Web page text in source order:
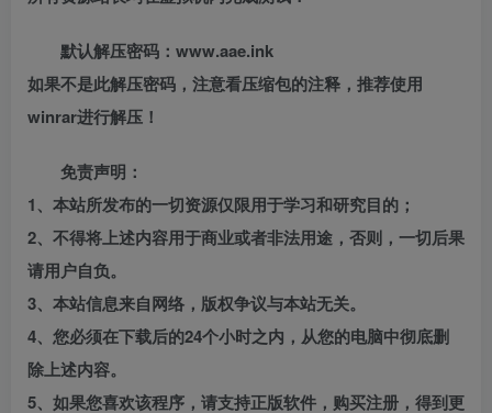
默认解压密码：www.aae.ink
如果不是此解压密码，注意看压缩包的注释，推荐使用
winrar进行解压！
免责声明：
1、本站所发布的一切资源仅限用于学习和研究目的；
2、不得将上述内容用于商业或者非法用途，否则，一切后果
请用户自负。
3、本站信息来自网络，版权争议与本站无关。
4、您必须在下载后的24个小时之内，从您的电脑中彻底删
除上述内容。
5、如果您喜欢该程序，请支持正版软件，购买注册，得到更